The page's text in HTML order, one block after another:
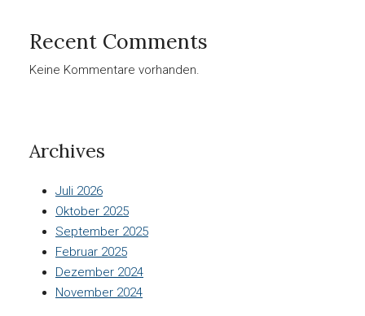
Recent Comments
Keine Kommentare vorhanden.
Archives
Juli 2026
Oktober 2025
September 2025
Februar 2025
Dezember 2024
November 2024